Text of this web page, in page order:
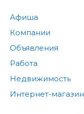
Афиша
Компании
Объявления
Работа
Недвижимость
Интернет-магазин